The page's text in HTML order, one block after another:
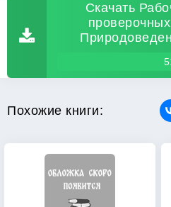
Скачать
Похожие книги: